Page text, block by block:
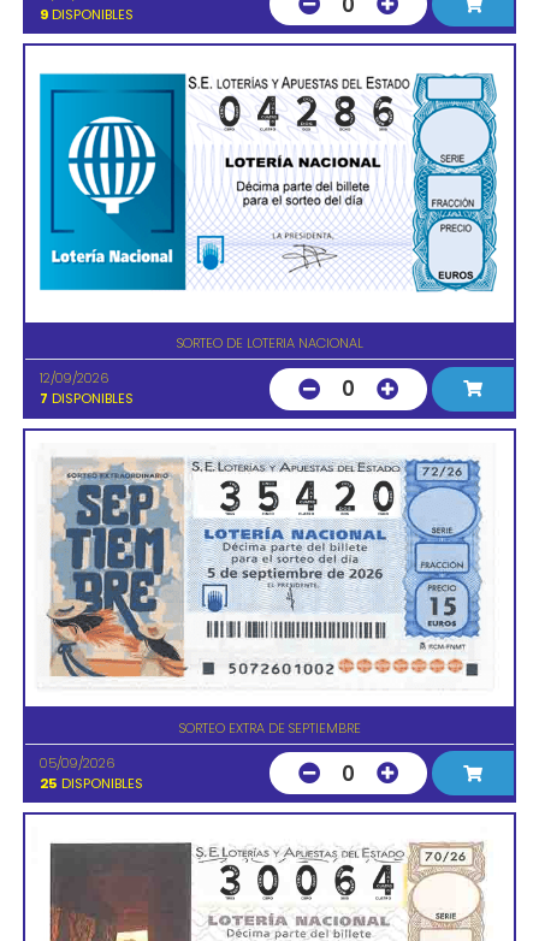
9 DISPONIBLES
SORTEO DE LOTERIA NACIONAL
12/09/2026
7 DISPONIBLES 0
SORTEO EXTRA DE SEPTIEMBRE
05/09/2026
25 DISPONIBLES 0